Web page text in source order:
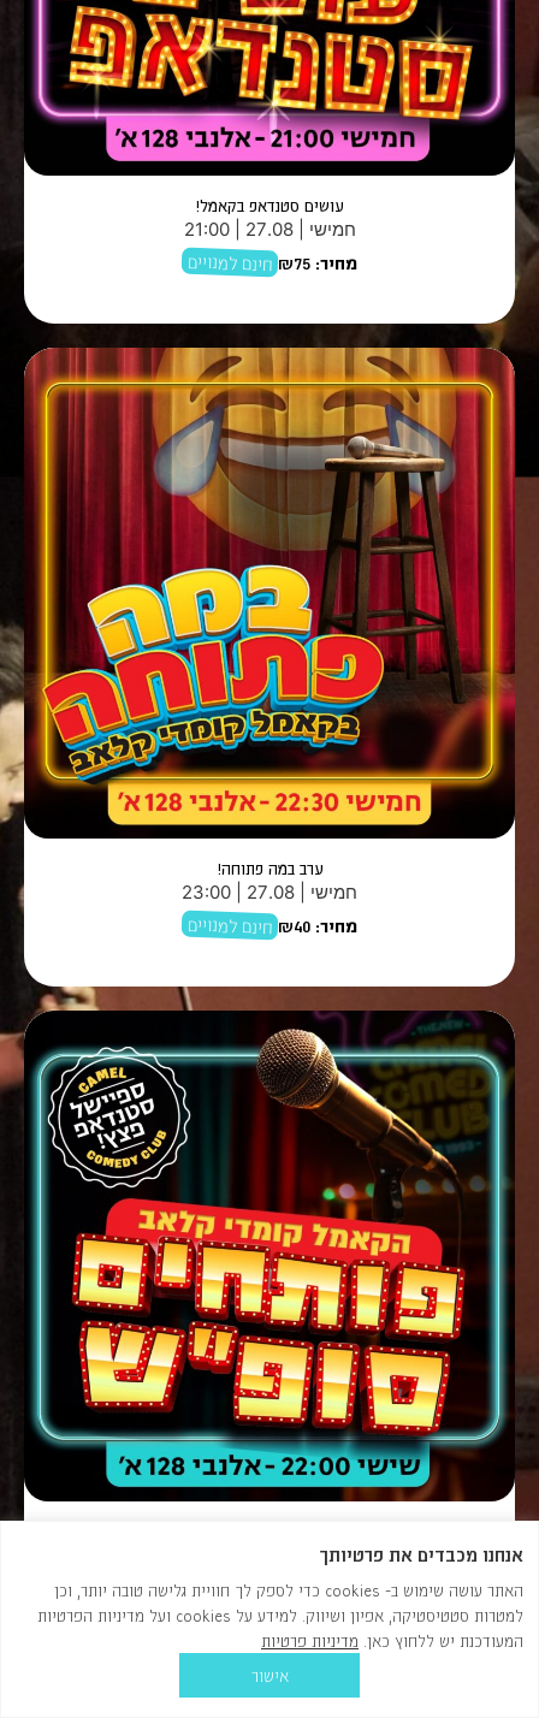
עושים סטנדאפ בקאמל!
חמישי | 27.08 | 21:00
מחיר: ₪75 חינם למנויים
ערב במה פתוחה!
חמישי | 27.08 | 23:00
מחיר: ₪40 חינם למנויים
שישי | 28.08 | 22:00
מחיר: ₪75 חינם למנויים
אנחנו מכבדים את פרטיותך
האתר עושה שימוש ב- cookies כדי לספק לך חוויית גלישה טובה יותר, וכן
למטרות סטטיסטיקה, אפיון ושיווק. למידע על cookies ועל מדיניות הפרטיות
המעודכנת יש ללחוץ כאן. מדיניות פרטיות
אישור